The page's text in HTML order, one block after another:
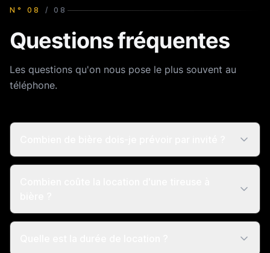
N° 08 / 08
Questions fréquentes
Les questions qu'on nous pose le plus souvent au
téléphone.